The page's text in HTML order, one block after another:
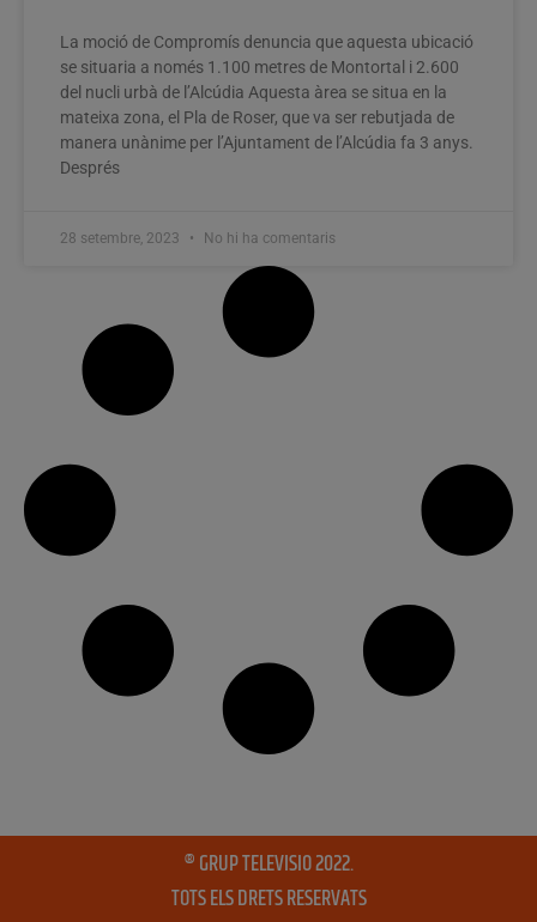
La moció de Compromís denuncia que aquesta ubicació
se situaria a només 1.100 metres de Montortal i 2.600
del nucli urbà de l’Alcúdia Aquesta àrea se situa en la
mateixa zona, el Pla de Roser, que va ser rebutjada de
manera unànime per l’Ajuntament de l’Alcúdia fa 3 anys.
Després
28 setembre, 2023 No hi ha comentaris
® GRUP TELEVISIO 2022.
TOTS ELS DRETS RESERVATS